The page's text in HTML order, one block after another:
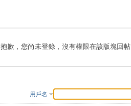
索
抱歉，您尚未登錄，沒有權限在該版塊回帖
用戶名